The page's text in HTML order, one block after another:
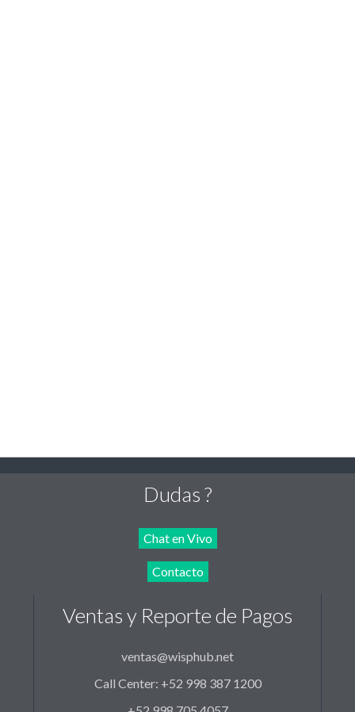
Dudas ?
Chat en Vivo
Contacto
Ventas y Reporte de Pagos
ventas@wisphub.net
Call Center: +52 998 387 1200